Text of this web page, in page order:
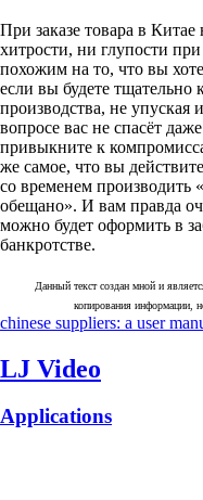
При заказе товара в
хитрости, ни глупости
похожим на то, что вы
если вы будете тщательно
производства, не
вопросе вас не спасёт
привыкните к
же самое, что вы
со временем производить
обещано». И вам правда
можно будет оформить в
банкротстве.
Данный текст создан мной и
копирования информации,
chinese suppliers: a user
LJ Video
Applications